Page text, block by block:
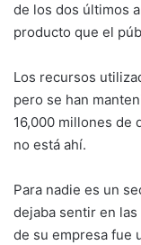
de los dos últimos
producto que el
Los recursos
pero se han
16,000 millones de
no está ahí.
Para nadie es un
dejaba sentir en
de su empresa fue